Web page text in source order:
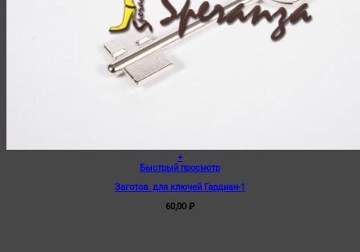
+
Быстрый просмотр
Заготов. для ключей Гардиан-1
60,00 ₽